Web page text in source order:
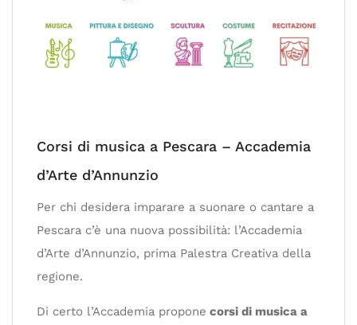
Corsi di musica a Pescara – Accademia
d’Arte d’Annunzio
Per chi desidera imparare a suonare o cantare a
Pescara c’è una nuova possibilità: l’Accademia
d’Arte d’Annunzio, prima Palestra Creativa della
regione.
Di certo l’Accademia propone corsi di musica a